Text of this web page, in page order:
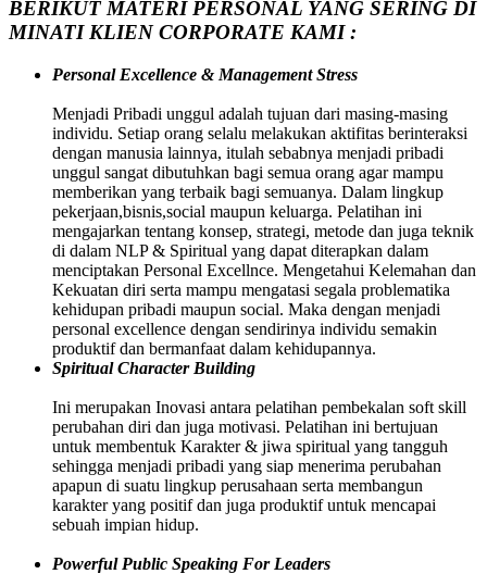
BERIKUT MATERI PERSONAL YANG SERING DI
MINATI KLIEN CORPORATE KAMI :
Personal Excellence & Management Stress
Menjadi Pribadi unggul adalah tujuan dari masing-masing
individu. Setiap orang selalu melakukan aktifitas berinteraksi
dengan manusia lainnya, itulah sebabnya menjadi pribadi
unggul sangat dibutuhkan bagi semua orang agar mampu
memberikan yang terbaik bagi semuanya. Dalam lingkup
pekerjaan,bisnis,social maupun keluarga. Pelatihan ini
mengajarkan tentang konsep, strategi, metode dan juga teknik
di dalam NLP & Spiritual yang dapat diterapkan dalam
menciptakan Personal Excellnce. Mengetahui Kelemahan dan
Kekuatan diri serta mampu mengatasi segala problematika
kehidupan pribadi maupun social. Maka dengan menjadi
personal excellence dengan sendirinya individu semakin
produktif dan bermanfaat dalam kehidupannya.
Spiritual Character Building
Ini merupakan Inovasi antara pelatihan pembekalan soft skill
perubahan diri dan juga motivasi. Pelatihan ini bertujuan
untuk membentuk Karakter & jiwa spiritual yang tangguh
sehingga menjadi pribadi yang siap menerima perubahan
apapun di suatu lingkup perusahaan serta membangun
karakter yang positif dan juga produktif untuk mencapai
sebuah impian hidup.
Powerful Public Speaking For Leaders